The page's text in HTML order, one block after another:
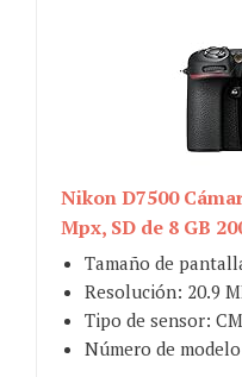
Nikon D7500
Mpx, SD de 8 GB
Tamaño de
Resolución: 20.9
Tipo de sensor:
Número de